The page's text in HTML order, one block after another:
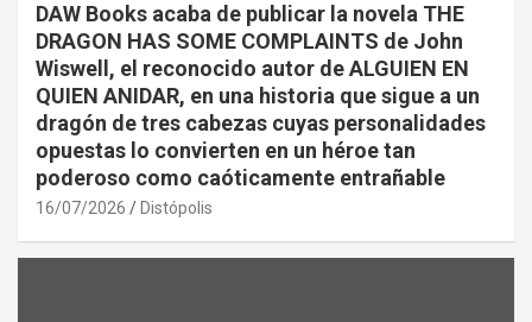
DAW Books acaba de publicar la novela THE
DRAGON HAS SOME COMPLAINTS de John
Wiswell, el reconocido autor de ALGUIEN EN
QUIEN ANIDAR, en una historia que sigue a un
dragón de tres cabezas cuyas personalidades
opuestas lo convierten en un héroe tan
poderoso como caóticamente entrañable
16/07/2026 Distópolis